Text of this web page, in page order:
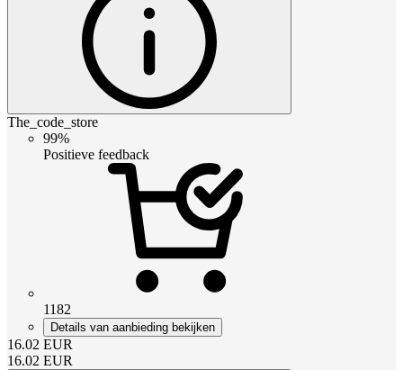
The_code_store
99%
Positieve feedback
1182
Details van aanbieding bekijken
16.02 EUR
16.02 EUR